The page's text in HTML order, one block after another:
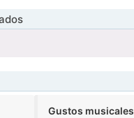
Gustos musicales